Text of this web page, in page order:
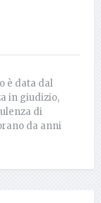
è data dal
in giudizio,
di
da anni